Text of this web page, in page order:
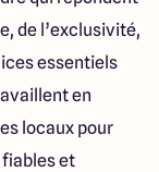
de l’exclusivité,
essentiels
en
locaux pour
et